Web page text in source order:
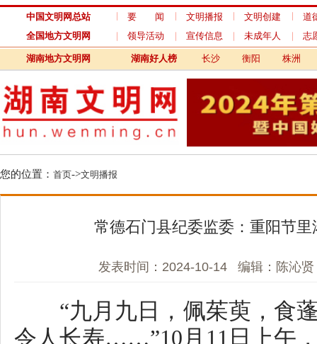
中国文明网总站 要 闻 文明播报 文明创建
道德模范
全国地方文明网
领导活动 宣传信息 未成年人 志愿服务
湖南地方文明网 湖南好人榜 株洲 湘潭
您的位置： ->
令人长寿……”10月11日上午，
江街道荷花社区举办的“九九重